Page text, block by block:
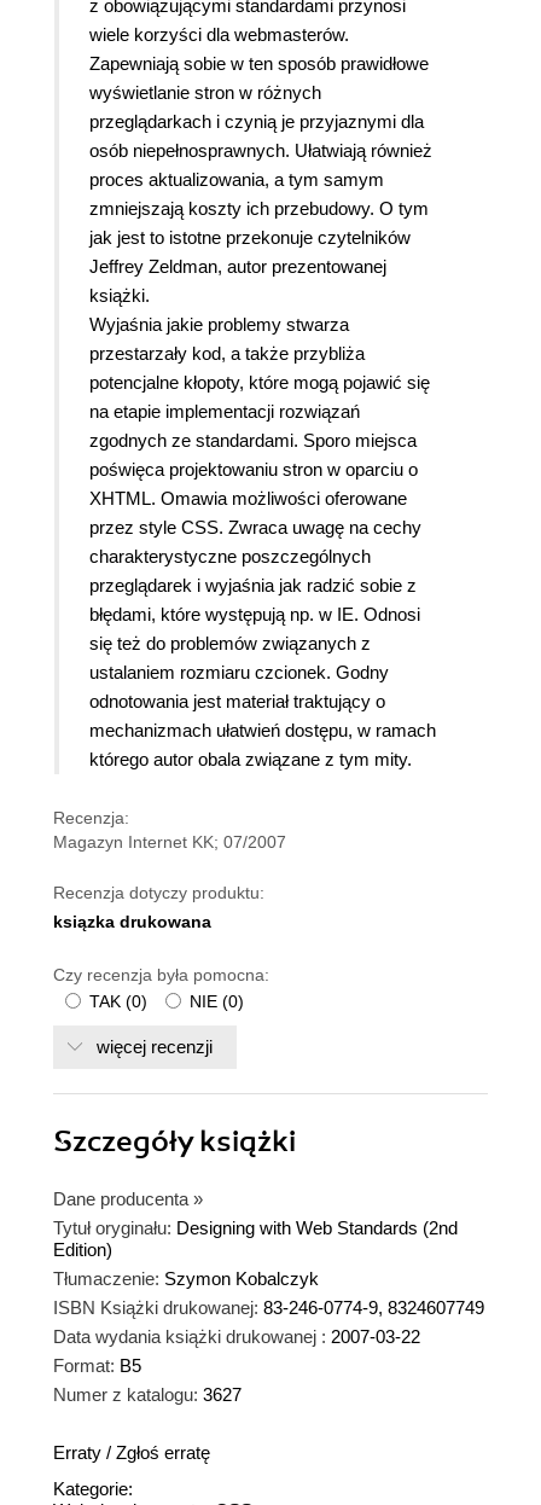
z obowiązującymi standardami przynosi
wiele korzyści dla webmasterów.
Zapewniają sobie w ten sposób prawidłowe
wyświetlanie stron w różnych
przeglądarkach i czynią je przyjaznymi dla
osób niepełnosprawnych. Ułatwiają również
proces aktualizowania, a tym samym
zmniejszają koszty ich przebudowy. O tym
jak jest to istotne przekonuje czytelników
Jeffrey Zeldman, autor prezentowanej
książki.
Wyjaśnia jakie problemy stwarza
przestarzały kod, a także przybliża
potencjalne kłopoty, które mogą pojawić się
na etapie implementacji rozwiązań
zgodnych ze standardami. Sporo miejsca
poświęca projektowaniu stron w oparciu o
XHTML. Omawia możliwości oferowane
przez style CSS. Zwraca uwagę na cechy
charakterystyczne poszczególnych
przeglądarek i wyjaśnia jak radzić sobie z
błędami, które występują np. w IE. Odnosi
się też do problemów związanych z
ustalaniem rozmiaru czcionek. Godny
odnotowania jest materiał traktujący o
mechanizmach ułatwień dostępu, w ramach
którego autor obala związane z tym mity.
Recenzja:
Magazyn Internet KK; 07/2007
Recenzja dotyczy produktu:
ksiązka drukowana
Czy recenzja była pomocna:
TAK (0) NIE (0)
więcej recenzji
Szczegółyksiążki
Dane producenta »
Tytuł oryginału: Designing with Web Standards (2nd
Edition)
Tłumaczenie: Szymon Kobalczyk
ISBN Książki drukowanej: 83-246-0774-9, 8324607749
Data wydania książki drukowanej : 2007-03-22
Format: B5
Numer z katalogu: 3627
Erraty / Zgłoś erratę
Kategorie: